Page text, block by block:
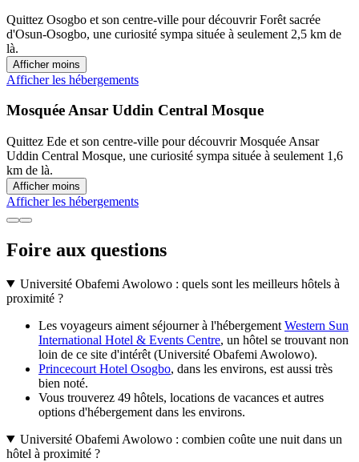
Quittez Osogbo et son centre-ville pour découvrir Forêt sacrée
d'Osun-Osogbo, une curiosité sympa située à seulement 2,5 km de
là.
Afficher moins
Afficher les hébergements
Mosquée Ansar Uddin Central Mosque
Quittez Ede et son centre-ville pour découvrir Mosquée Ansar
Uddin Central Mosque, une curiosité sympa située à seulement 1,6
km de là.
Afficher moins
Afficher les hébergements
Foire aux questions
Université Obafemi Awolowo : quels sont les meilleurs hôtels à
proximité ?
Les voyageurs aiment séjourner à l'hébergement Western Sun
International Hotel & Events Centre, un hôtel se trouvant non
loin de ce site d'intérêt (Université Obafemi Awolowo).
Princecourt Hotel Osogbo, dans les environs, est aussi très
bien noté.
Vous trouverez 49 hôtels, locations de vacances et autres
options d'hébergement dans les environs.
Université Obafemi Awolowo : combien coûte une nuit dans un
hôtel à proximité ?